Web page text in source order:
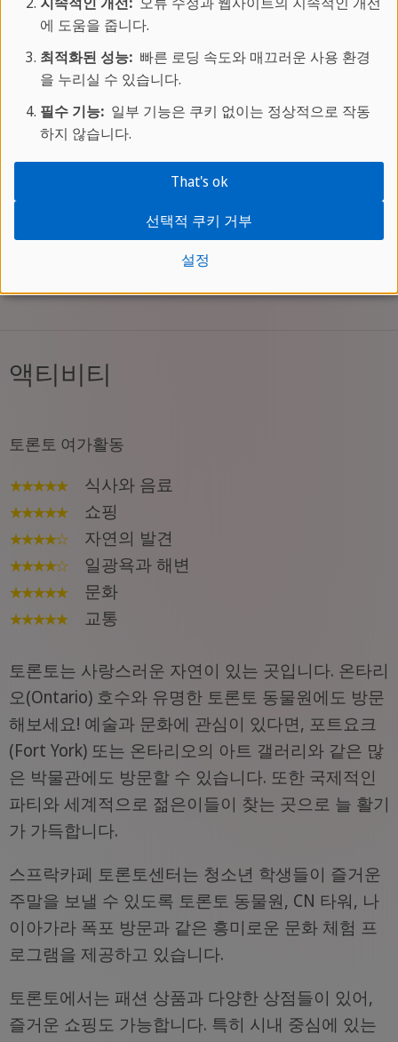
운 친구를 사귈 수 있는 즐거움이 가득한 시간이 됩
니다. 아침과 저녁이 홈스테이에서 제공되며 점심에
는 맛있는 도시락으로 제공됩니다.
홈스테이 가정에서 학교까지 통학시간은 대중교통
으로 최대 45~60분 정도 소요되며, 지하철 정거장이
근처에 있습니다. 즐거운 등하교길을 이용해 또다른
토론토를 발견할 수 있는 소중한 기회를 놓치지 마
세요!
토론토 청소년 어학캠프 비용 알아보기
액티비티
토론토 여가활동
★★★★★식사와 음료
★★★★★쇼핑
★★★★☆자연의 발견
★★★★☆일광욕과 해변
★★★★★문화
★★★★★교통
토론토는 사랑스러운 자연이 있는 곳입니다. 온타리
오(Ontario) 호수와 유명한 토론토 동물원에도 방문
해보세요! 예술과 문화에 관심이 있다면, 포트요크
(Fort York) 또는 온타리오의 아트 갤러리와 같은 많
은 박물관에도 방문할 수 있습니다. 또한 국제적인
파티와 세계적으로 젊은이들이 찾는 곳으로 늘 활기
가 가득합니다.
스프락카페 토론토센터는 청소년 학생들이 즐거운
주말을 보낼 수 있도록 토론토 동물원, CN 타워, 나
이아가라 폭포 방문과 같은 흥미로운 문화 체험 프
로그램을 제공하고 있습니다.
토론토에서는 패션 상품과 다양한 상점들이 있어,
즐거운 쇼핑도 가능합니다. 특히 시내 중심에 있는
에 도움을 줍니다.
최적화된 성능:빠른 로딩 속도와 매끄러운 사용 환경
을 누리실 수 있습니다.
필수 기능:일부 기능은 쿠키 없이는 정상적으로 작동
하지 않습니다.
설정
선택적 쿠키 거부
That's ok